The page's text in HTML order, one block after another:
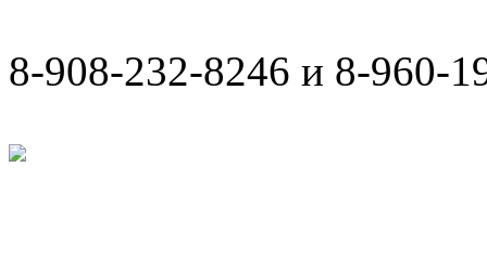
8-908-232-8246 и 8-960-